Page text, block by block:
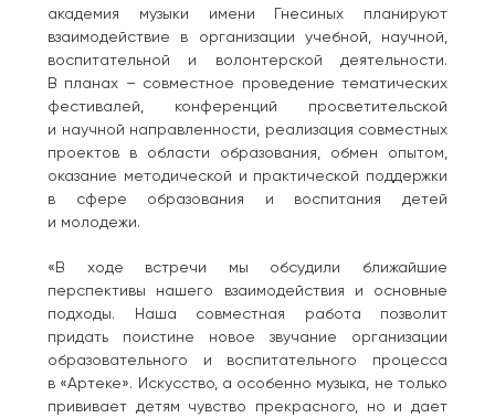
академия музыки имени Гнесиных планируют
взаимодействие в организации учебной, научной,
воспитательной и волонтерской деятельности.
В планах – совместное проведение тематических
фестивалей, конференций просветительской
и научной направленности, реализация совместных
проектов в области образования, обмен опытом,
оказание методической и практической поддержки
в сфере образования и воспитания детей
и молодежи.
«В ходе встречи мы обсудили ближайшие
перспективы нашего взаимодействия и основные
подходы. Наша совместная работа позволит
придать поистине новое звучание организации
образовательного и воспитательного процесса
в «Артеке». Искусство, а особенно музыка, не только
прививает детям чувство прекрасного, но и дает